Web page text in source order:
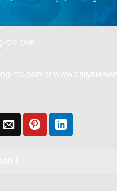
ttc.com
ttc.com or